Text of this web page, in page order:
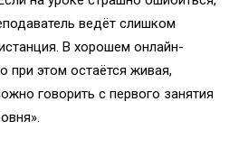
ведёт слишком
В хорошем онлайн-
при этом остаётся живая,
говорить с первого занятия